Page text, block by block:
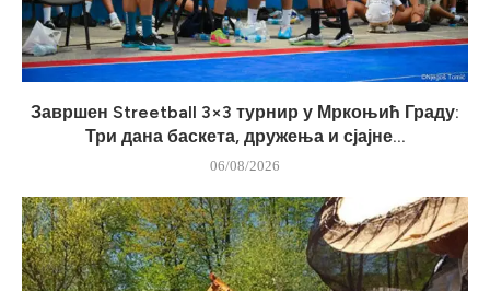
Завршен Streetball 3×3 турнир у Мркоњић Граду:
Три дана баскета, дружења и сјајне...
06/08/2026